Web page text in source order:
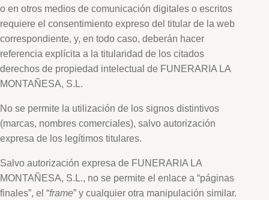
o en otros medios de comunicación digitales o escritos
requiere el consentimiento expreso del titular de la web
correspondiente, y, en todo caso, deberán hacer
referencia explícita a la titularidad de los citados
derechos de propiedad intelectual de FUNERARIA LA
MONTAÑESA, S.L.
No se permite la utilización de los signos distintivos
(marcas, nombres comerciales), salvo autorización
expresa de los legítimos titulares.
Salvo autorización expresa de FUNERARIA LA
MONTAÑESA, S.L., no se permite el enlace a “páginas
finales”, el “frame” y cualquier otra manipulación similar.